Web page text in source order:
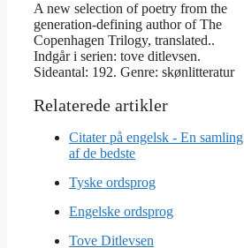
A new selection of poetry from the
generation-defining author of The
Copenhagen Trilogy, translated..
Indgår i serien: tove ditlevsen.
Sideantal: 192. Genre: skønlitteratur
Citater på engelsk - En samling
af de bedste
Tyske ordsprog
Engelske ordsprog
Tove Ditlevsen